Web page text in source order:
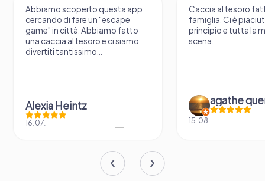
Abbiamo scoperto questa app
cercando di fare un "escape
game" in città. Abbiamo fatto
una caccia al tesoro e ci siamo
divertiti tantissimo...
Alexia Heintz
16.07.
Caccia al tesoro
famiglia. Ci è
principio e tutta la
scena.
agathe
15.08.